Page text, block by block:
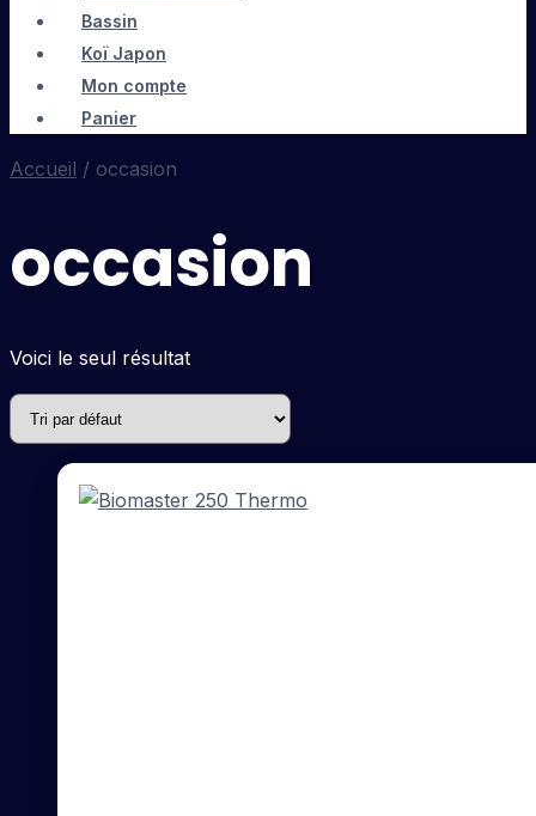
Bassin
Koï Japon
Mon compte
Panier
Accueil / occasion
occasion
Voici le seul résultat